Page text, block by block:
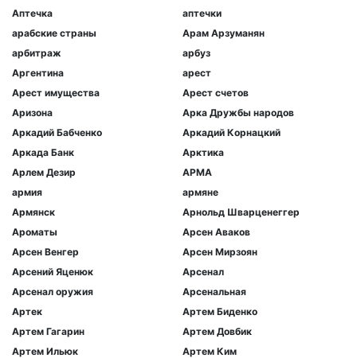
Аптечка
аптечки
арабские страны
Арам Арзуманян
арбитраж
арбуз
Аргентина
арест
Арест имущества
Арест счетов
Аризона
Арка Дружбы народов
Аркадий Бабченко
Аркадий Корнацкий
Аркада Банк
Арктика
Арлем Дезир
АРМА
армия
армяне
Армянск
Арнольд Шварценеггер
Ароматы
Арсен Аваков
Арсен Венгер
Арсен Мирзоян
Арсений Яценюк
Арсенал
Арсенал оружия
Арсенальная
Артек
Артем Биденко
Артем Гагарин
Артем Довбик
Артем Ильюк
Артем Ким